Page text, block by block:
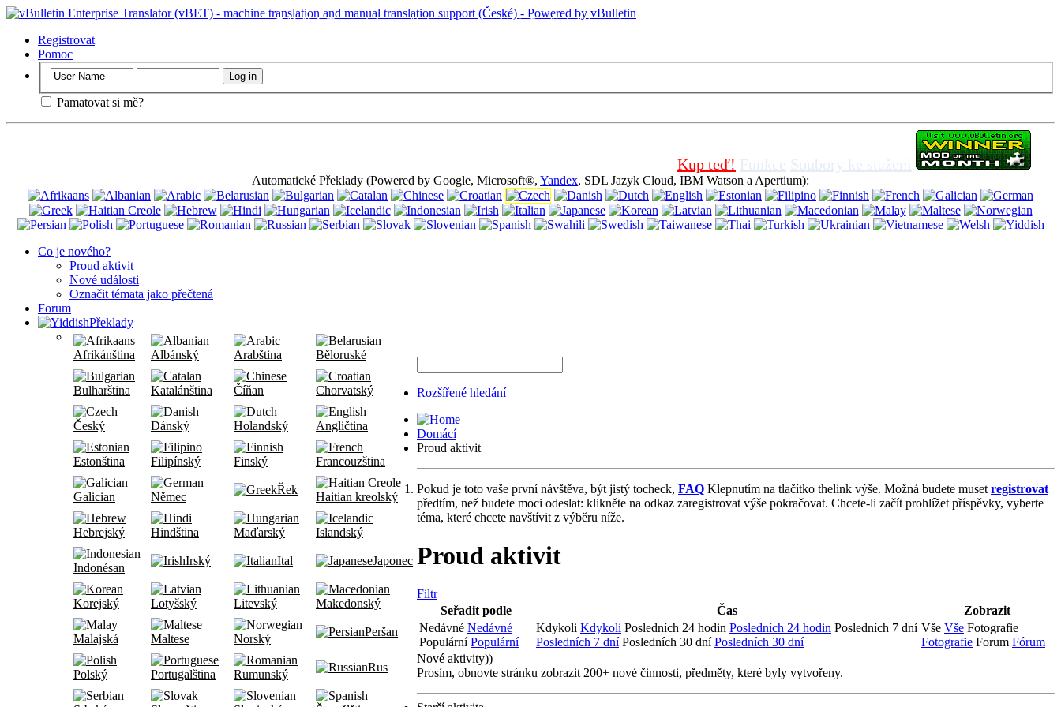
Důležitý: Tato stránka používá cookies, (cookies). Používání této webové stránky bez nutnosti vypnout soubory cookie v prohlížeči, znamená to, že
Registrovat
Pomoc
Pamatovat si mě?
Kup teď! Funkce Soubory ke stažení
Automatické Překlady (Powered by Google, Microsoft®, Yandex, SDL Jazyk Cloud, IBM Watson a Apertium):
Co je nového?
Proud aktivit
Nové události
Označit témata jako přečtená
Forum
Překlady
Afrikánština Albánský Arabština Běloruské
Bulharština Katalánština Číňan Chorvatský
Český Dánský Holandský Angličtina
Estonština Filipínský Finský Francouzština
Galician Němec
Řek
Haitian kreolský
Hebrejský Hindština Maďarský Islandský
Indonésan
Irský Ital Japonec
Korejský Lotyšský Litevský Makedonský
Malajská Maltese Norský
Peršan
Polský Portugalština Rumunský
Rus
Rozšířené hledání
Domácí
Proud aktivit
Pokud je toto vaše první návštěva, být jistý tocheck, FAQ Klepnutím na tlačítko thelink výše. Možná budete muset registrovat
předtím, než budete moci odeslat: klikněte na odkaz zaregistrovat výše pokračovat. Chcete-li začít prohlížet příspěvky, vyberte
téma, které chcete navštívit z výběru níže.
Proud aktivit
Filtr
Seřadit podle
Čas
Zobrazit
Nedávné Nedávné
Populární Populární
Kdykoli Kdykoli Posledních 24 hodin Posledních 24 hodin Posledních 7 dní
Posledních 7 dní Posledních 30 dní Posledních 30 dní
Vše Vše Fotografie
Fotografie Forum Fórum
Nové aktivity))
Prosím, obnovte stránku zobrazit 200+ nové činnosti, předměty, které byly vytvořeny.